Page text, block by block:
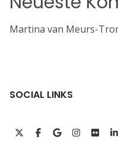
Martina van Meurs-
SOCIAL LINKS